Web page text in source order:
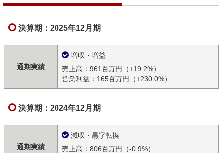
決算期：2025年12月期
通期実績
増収・増益
売上高：961百万円（+19.2%）
営業利益：165百万円（+230.0%）
決算期：2024年12月期
通期実績
減収・黒字転換
売上高：806百万円（-0.9%）